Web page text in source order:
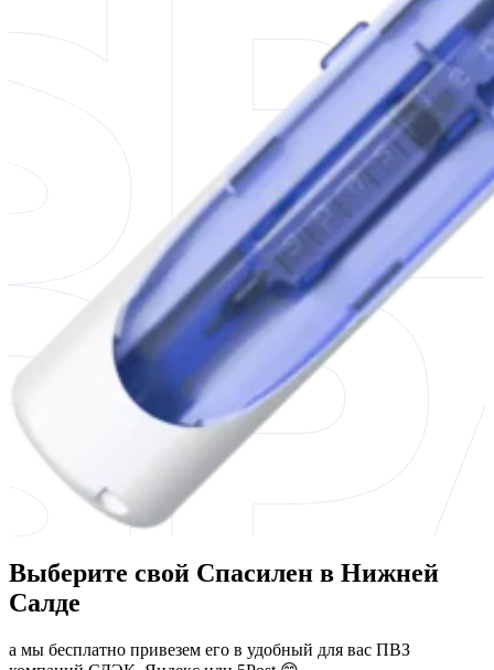
Выберите свой Спасилен в Нижней
Салде
а мы бесплатно привезем его в удобный для вас ПВЗ